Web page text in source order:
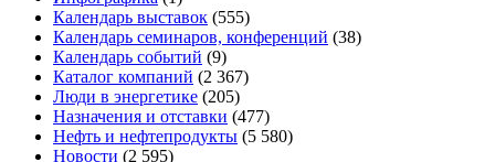
Календарь выставок (555)
Календарь семинаров, конференций (38)
Календарь событий (9)
Каталог компаний (2 367)
Люди в энергетике (205)
Назначения и отставки (477)
Нефть и нефтепродукты (5 580)
Новости (2 595)